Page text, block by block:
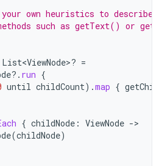
own heuristics to describe
such as getText() or
List<ViewNode>? =
?. run {
until childCount).map {
{ childNode : ViewNode -
(childNode)